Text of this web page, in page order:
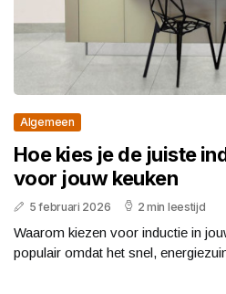
Algemeen
Hoe kies je de juiste
voor jouw keuken
5 februari 2026 2 min leestijd
Waarom kiezen voor inductie in
populair omdat het snel,